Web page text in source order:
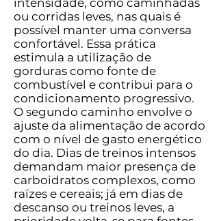
intensidade, como caminhadas
ou corridas leves, nas quais é
possível manter uma conversa
confortável. Essa prática
estimula a utilização de
gorduras como fonte de
combustível e contribui para o
condicionamento progressivo.
O segundo caminho envolve o
ajuste da alimentação de acordo
com o nível de gasto energético
do dia. Dias de treinos intensos
demandam maior presença de
carboidratos complexos, como
raízes e cereais; já em dias de
descanso ou treinos leves, a